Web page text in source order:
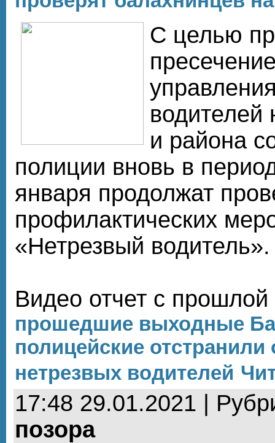
С целью
водителей
и района
полиции вновь в
января продолжат
профилактических
«Нетрезвый водитель».
Видео отчет с
прошедшие выходные
полицейские отстранили
нетрезвых водителей
17:48 29.01.2021 |
позора